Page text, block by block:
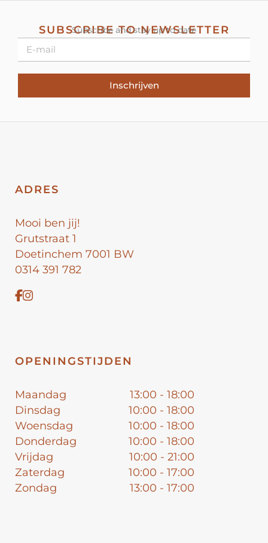
SUBSCRIBE TO NEWSLETTER
Subscribe and stay up to date
Inschrijven
ADRES
Mooi ben jij!
Grutstraat 1
Doetinchem 7001 BW
0314 391 782
OPENINGSTIJDEN
Maandag
13:00 - 18:00
Dinsdag
10:00 - 18:00
Woensdag
10:00 - 18:00
Donderdag
10:00 - 18:00
Vrijdag
10:00 - 21:00
Zaterdag
10:00 - 17:00
Zondag
13:00 - 17:00